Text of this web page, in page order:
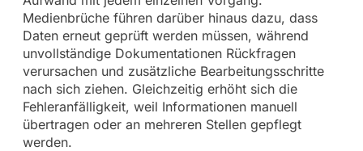
Medienbrüche führen darüber hinaus dazu, dass
Daten erneut geprüft werden müssen, während
unvollständige Dokumentationen Rückfragen
verursachen und zusätzliche Bearbeitungsschritte
nach sich ziehen. Gleichzeitig erhöht sich die
Fehleranfälligkeit, weil Informationen manuell
übertragen oder an mehreren Stellen gepflegt
werden.